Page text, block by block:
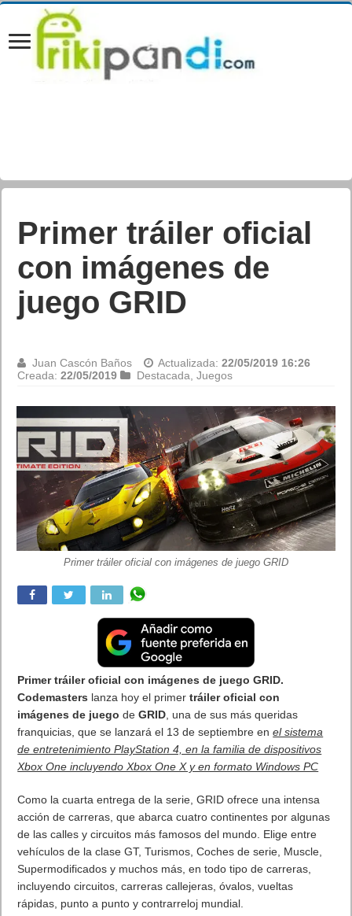
Primer tráiler oficial
con imágenes de
juego GRID
Juan Cascón Baños Actualizada:22/05/2019 16:26
Creada:22/05/2019 Destacada ,Juegos
Primer tráiler oficial con imágenes de juego GRID
Primer tráiler oficial con imágenes de juego GRID.
Codemasters lanza hoy el primertráiler oficial con
imágenes de juego deGRID , una de sus más queridas
franquicias, que se lanzará el 13 de septiembre enel sistema
de entretenimiento PlayStation 4, en la familia de dispositivos
Xbox One incluyendo Xbox One X y en formato Windows PC
Como la cuarta entrega de la serie, GRID ofrece una intensa
acción de carreras, que abarca cuatro continentes por algunas
de las calles y circuitos más famosos del mundo. Elige entre
vehículos de la clase GT, Turismos, Coches de serie, Muscle,
Supermodificados y muchos más, en todo tipo de carreras,
incluyendo circuitos, carreras callejeras, óvalos, vueltas
rápidas, punto a punto y contrarreloj mundial.